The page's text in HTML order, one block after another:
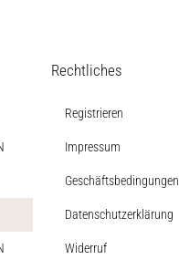
Rechtliches
Registrieren
Impressum
Geschäftsbedingungen
Datenschutzerklärung
Widerruf